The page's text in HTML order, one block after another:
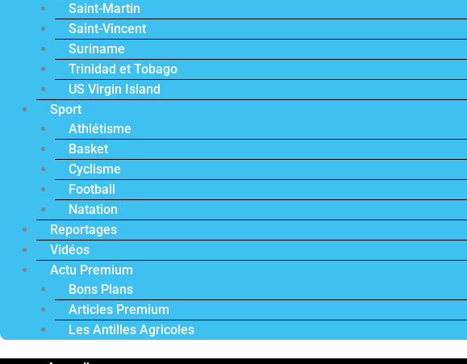
Saint-Martin
Saint-Vincent
Suriname
Trinidad et Tobago
US Virgin Island
Sport
Athlétisme
Basket
Cyclisme
Football
Natation
Reportages
Vidéos
Actu Premium
Bons Plans
Articles Premium
Les Antilles Agricoles